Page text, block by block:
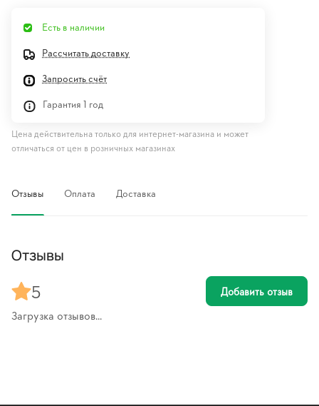
Есть в наличии
Рассчитать доставку
Запросить счёт
Гарантия 1 год
Цена действительна только для интернет-магазина и может
отличаться от цен в розничных магазинах
Отзывы Оплата Доставка
Отзывы
Загрузка отзывов...
5 Добавить отзыв